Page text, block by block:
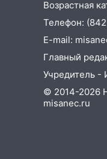
14:22 В
«Наше
14:04
прогноз
Возрастная
Телефон:
E-mail:
Главный
Учредитель -
© 2014-2026
misanec.ru